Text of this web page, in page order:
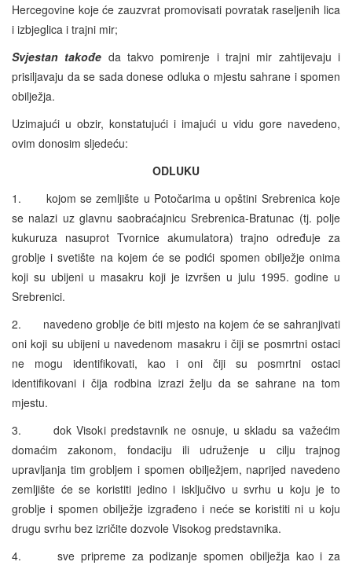
Hercegovine koje će zauzvrat promovisati povratak raseljenih lica
i izbjeglica i trajni mir;
Svjestan takođe da takvo pomirenje i trajni mir zahtijevaju i
prisiljavaju da se sada donese odluka o mjestu sahrane i spomen
obilježja.
Uzimajući u obzir, konstatujući i imajući u vidu gore navedeno,
ovim donosim sljedeću:
ODLUKU
1. kojom se zemljište u Potočarima u opštini Srebrenica koje
se nalazi uz glavnu saobraćajnicu Srebrenica-Bratunac (tj. polje
kukuruza nasuprot Tvornice akumulatora) trajno određuje za
groblje i svetište na kojem će se podići spomen obilježje onima
koji su ubijeni u masakru koji je izvršen u julu 1995. godine u
Srebrenici.
2. navedeno groblje će biti mjesto na kojem će se sahranjivati
oni koji su ubijeni u navedenom masakru i čiji se posmrtni ostaci
ne mogu identifikovati, kao i oni čiji su posmrtni ostaci
identifikovani i čija rodbina izrazi želju da se sahrane na tom
mjestu.
3. dok Visoki predstavnik ne osnuje, u skladu sa važećim
domaćim zakonom, fondaciju ili udruženje u cilju trajnog
upravljanja tim grobljem i spomen obilježjem, naprijed navedeno
zemljište će se koristiti jedino i isključivo u svrhu u koju je to
groblje i spomen obilježje izgrađeno i neće se koristiti ni u koju
drugu svrhu bez izričite dozvole Visokog predstavnika.
4. sve pripreme za podizanje spomen obilježja kao i za